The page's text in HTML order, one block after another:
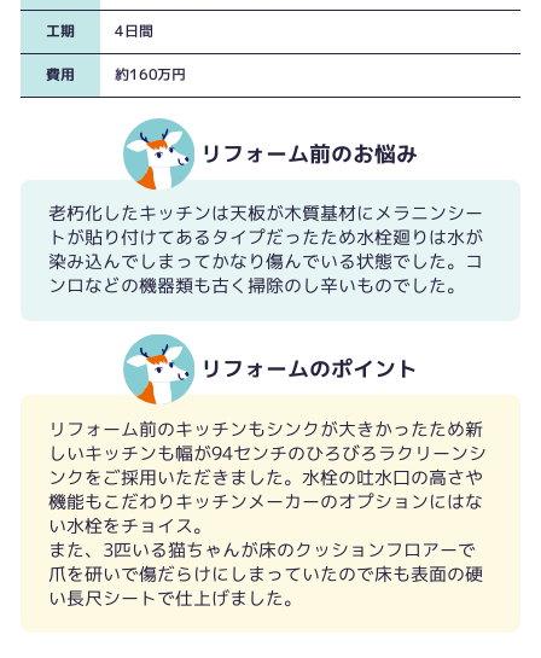
工期 4日間
費用 約160万円
リフォーム前のお悩み
老朽化したキッチンは天板が木質基材にメラニンシー
トが貼り付けてあるタイプだったため水栓廻りは水が
染み込んでしまってかなり傷んでいる状態でした。コ
ンロなどの機器類も古く掃除のし辛いものでした。
リフォームのポイント
リフォーム前のキッチンもシンクが大きかったため新
しいキッチンも幅が94センチのひろびろラクリーンシ
ンクをご採用いただきました。水栓の吐水口の高さや
機能もこだわりキッチンメーカーのオプションにはな
い水栓をチョイス。
また、3匹いる猫ちゃんが床のクッションフロアーで
爪を研いで傷だらけにしまっていたので床も表面の硬
い長尺シートで仕上げました。
きれいに使っていてもそろそろ寿命の機器類
壁から壁まで隙間なくジャストフィットで設計